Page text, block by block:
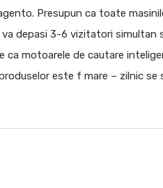
Presupun ca toate
depasi 3-6 vizitatori simultan
ca motoarele de cautare
este f mare – zilnic se